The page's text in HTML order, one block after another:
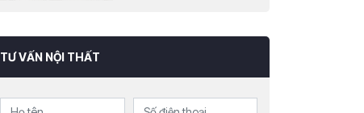
TƯ VẤN NỘI THẤT